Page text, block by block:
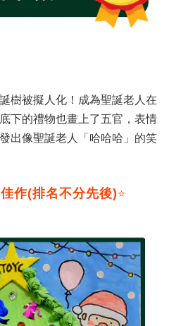
樹被擬人化！成為聖誕老人在
下的禮物也畫上了五官，表情
出像聖誕老人「哈哈哈」的笑
作(排名不分先後)⭐